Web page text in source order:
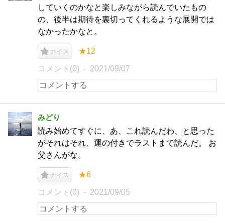
していくのかなと楽しみながら読んでいたもの
の、後半は期待を裏切ってくれるような展開では
なかったかなと。
ナイス ★12
コメント(0) 2021/09/07
みどり
読み始めてすぐに、あ、これ読んだわ、と思った
がそれはそれ、運の付きでラストまで読んだ。 お
父さんがな。
ナイス ★6
コメント(0) 2021/09/05